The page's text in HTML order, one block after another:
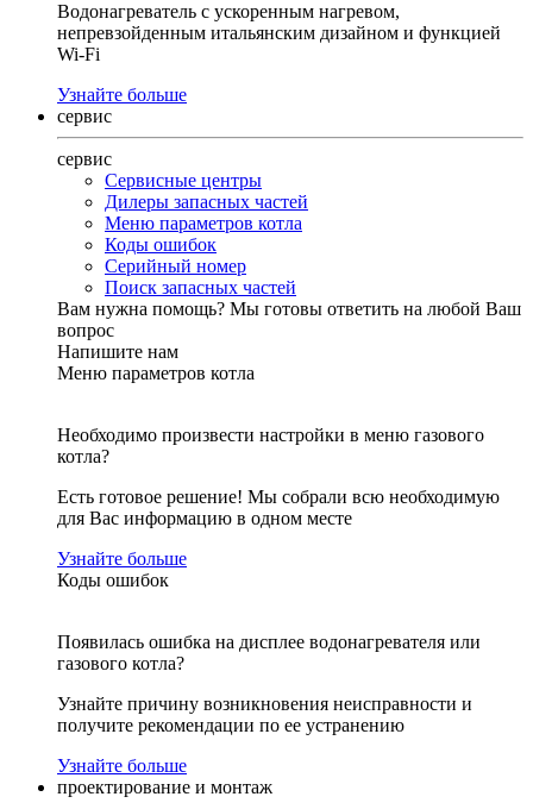
Водонагреватель с ускоренным нагревом,
непревзойденным итальянским дизайном и функцией
Wi-Fi
Узнайте больше
сервис
сервис
Сервисные центры
Дилеры запасных частей
Меню параметров котла
Коды ошибок
Серийный номер
Поиск запасных частей
Вам нужна помощь? Мы готовы ответить на любой Ваш
вопрос
Напишите нам
Меню параметров котла
Необходимо произвести настройки в меню газового
котла?
Есть готовое решение! Мы собрали всю необходимую
для Вас информацию в одном месте
Узнайте больше
Коды ошибок
Появилась ошибка на дисплее водонагревателя или
газового котла?
Узнайте причину возникновения неисправности и
получите рекомендации по ее устранению
Узнайте больше
проектирование и монтаж